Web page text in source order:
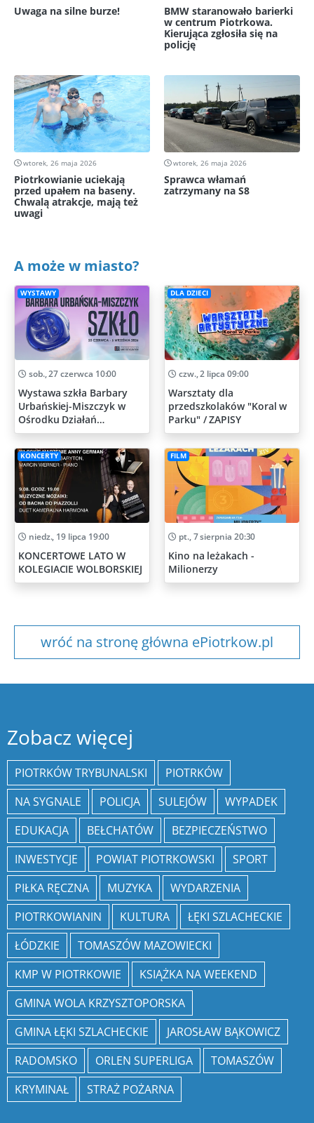
Uwaga na silne burze!
BMW staranowało barierki
w centrum Piotrkowa.
Kierująca zgłosiła się na
policję
wtorek, 26 maja 2026
Piotrkowianie uciekają
przed upałem na baseny.
Chwalą atrakcje, mają też
uwagi
wtorek, 26 maja 2026
Sprawca włamań
zatrzymany na S8
A może w miasto?
WYSTAWY
sob., 27 czerwca 10:00
Wystawa szkła Barbary
Urbańskiej-Miszczyk w
Ośrodku Działań
Artystycznych
DLA DZIECI
czw., 2 lipca 09:00
Warsztaty dla
przedszkolaków "Koral w
Parku" / ZAPISY
KONCERTY
niedz., 19 lipca 19:00
KONCERTOWE LATO W
KOLEGIACIE WOLBORSKIEJ
FILM
pt., 7 sierpnia 20:30
Kino na leżakach -
Milionerzy
wróć na stronę główna ePiotrkow.pl
Zobacz więcej
PIOTRKÓW TRYBUNALSKI
PIOTRKÓW
NA SYGNALE
POLICJA SULEJÓW
WYPADEK
EDUKACJA
BEŁCHATÓW
BEZPIECZEŃSTWO
INWESTYCJE
POWIAT PIOTRKOWSKI
SPORT
PIŁKA RĘCZNA
MUZYKA
WYDARZENIA
PIOTRKOWIANIN
KULTURA
ŁĘKI SZLACHECKIE
ŁÓDZKIE
TOMASZÓW MAZOWIECKI
KMP W PIOTRKOWIE
KSIĄŻKA NA WEEKEND
GMINA WOLA KRZYSZTOPORSKA
GMINA ŁĘKI SZLACHECKIE
JAROSŁAW BĄKOWICZ
RADOMSKO
ORLEN SUPERLIGA
TOMASZÓW
KRYMINAŁ
STRAŻ POŻARNA